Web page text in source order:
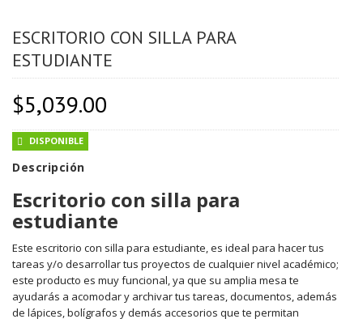
ESCRITORIO CON SILLA PARA
ESTUDIANTE
$5,039.00
DISPONIBLE
Descripción
Escritorio con silla para
estudiante
Este escritorio con silla para estudiante, es ideal para hacer tus
tareas y/o desarrollar tus proyectos de cualquier nivel académico;
este producto es muy funcional, ya que su amplia mesa te
ayudarás a acomodar y archivar tus tareas, documentos, además
de lápices, bolígrafos y demás accesorios que te permitan